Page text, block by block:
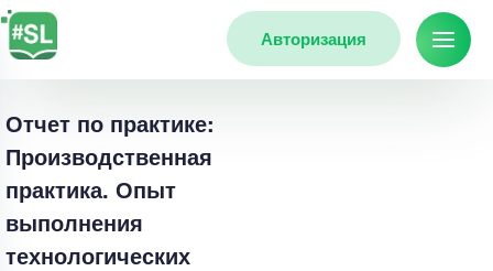
Авторизация
Отчет по практике:
Производственная
практика. Опыт
выполнения
технологических